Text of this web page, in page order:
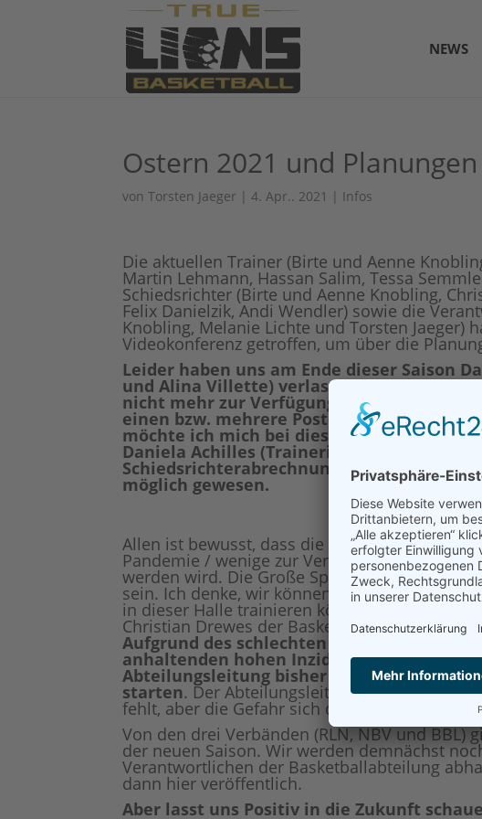
NEWS
Ostern 2021 und
vonTorsten Jaeger |4. Apr.. 2021 | Infos
Die aktuellen Trainer (Birte und Aenne
Martin Lehmann, Hassan Salim, Tessa
Schiedsrichter (Birte und Aenne Knobling,
Felix Danielzik, Andi Wendler) sowie die
Knobling, Melanie Lichte und Torsten Jaeger)
Videokonferenz getroffen, um über die
Leider haben uns am Ende dieser Saison
und Alina Villette) verlassen und stehen
nicht mehr zur Verfügung. Dieses ist sehr
einen bzw. mehrere Posten beim Team
möchte ich mich bei diesen Vier ganz
Daniela Achilles (Trainerin und
Schiedsrichterabrechnungen und sehr
möglich gewesen.
Allen ist bewusst, dass die kommende
Pandemie / wenige zur Verfügung stehende
werden wird. Die Große Sporthalle in Ebstorf
sein. Ich denke, wir können glücklich sein,
in dieser Halle trainieren können. Zur Zeit
Christian Drewes der Basketballcourt im
Aufgrund des schlechten Wetters (evtl.
anhaltenden hohen Inzidenzien im
Abteilungsleitung bisher davon
starten. Der Abteilungsleitung ist bewusst,
fehlt, aber die Gefahr sich dabei anzustecken
Von den drei Verbänden (RLN, NBV und
der neuen Saison. Wir werden demnächst
Verantwortlichen der Basketballabteilung
dann hier veröffentlich.
Aber lasst uns Positiv in die Zukunft